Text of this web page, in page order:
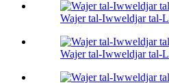
Wajer tal-Iwweldjar tal-
Wajer tal-Iwweldjar tal-